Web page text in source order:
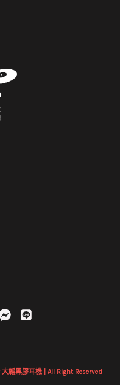
韜黑膠耳機 | All Right Reserved